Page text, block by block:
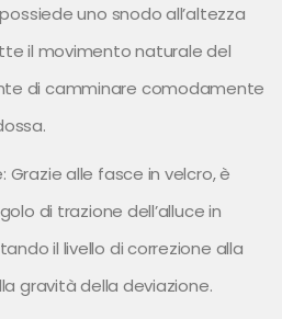
uno snodo all’altezza
il movimento naturale del
di camminare comodamente
Grazie alle fasce in velcro, è
di trazione dell’alluce in
il livello di correzione alla
gravità della deviazione.